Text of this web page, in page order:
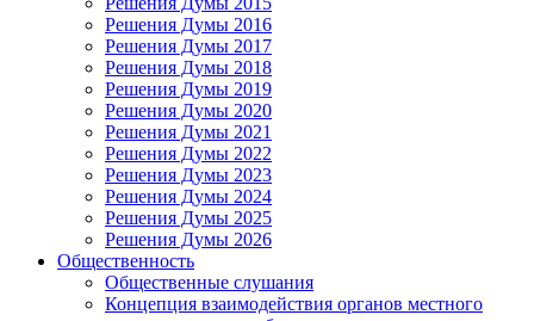
Решения Думы 2016
Решения Думы 2017
Решения Думы 2018
Решения Думы 2019
Решения Думы 2020
Решения Думы 2021
Решения Думы 2022
Решения Думы 2023
Решения Думы 2024
Решения Думы 2025
Решения Думы 2026
Общественность
Общественные слушания
Концепция взаимодействия органов местного